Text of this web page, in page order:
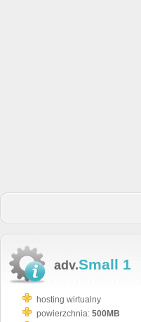
adv.Small 1
hosting wirtualny
powierzchnia: 500MB